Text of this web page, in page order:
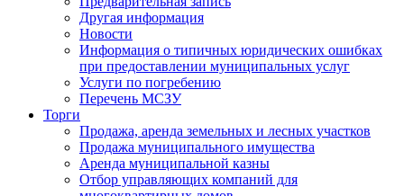
Другая информация
Новости
Информация о типичных юридических ошибках
при предоставлении муниципальных услуг
Услуги по погребению
Перечень МСЗУ
Торги
Продажа, аренда земельных и лесных участков
Продажа муниципального имущества
Аренда муниципальной казны
Отбор управляющих компаний для